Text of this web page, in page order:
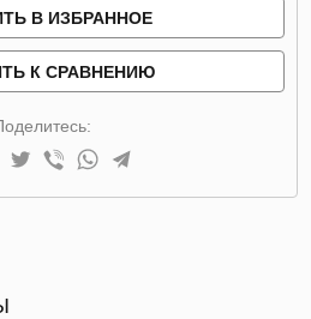
В ИЗБРАННОЕ
К СРАВНЕНИЮ